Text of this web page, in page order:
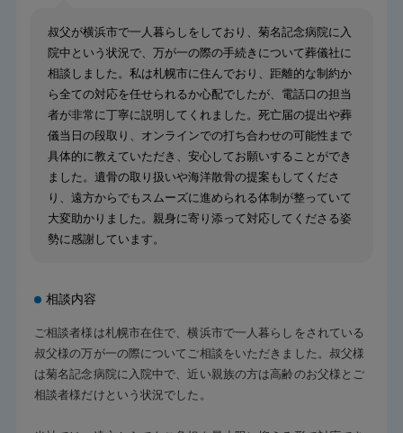
叔父が横浜市で一人暮らしをしており、菊名記念病院に入
院中という状況で、万が一の際の手続きについて葬儀社に
相談しました。私は札幌市に住んでおり、距離的な制約か
ら全ての対応を任せられるか心配でしたが、電話口の担当
者が非常に丁寧に説明してくれました。死亡届の提出や葬
儀当日の段取り、オンラインでの打ち合わせの可能性まで
具体的に教えていただき、安心してお願いすることができ
ました。遺骨の取り扱いや海洋散骨の提案もしてくださ
り、遠方からでもスムーズに進められる体制が整っていて
大変助かりました。親身に寄り添って対応してくださる姿
勢に感謝しています。
相談内容
ご相談者様は札幌市在住で、横浜市で一人暮らしをされている
叔父様の万が一の際についてご相談をいただきました。叔父様
は菊名記念病院に入院中で、近い親族の方は高齢のお父様とご
相談者様だけという状況でした。